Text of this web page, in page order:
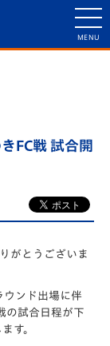
FC戦 試合開
がとうございま
ウンド出場に伴
の試合日程が下
す。